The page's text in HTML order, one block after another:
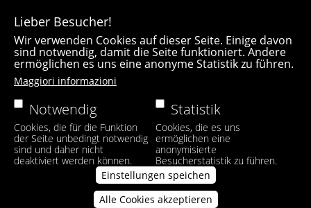
Lieber Besucher!
Wir verwenden Cookies auf dieser Seite. Einige davon
sind notwendig, damit die Seite funktioniert. Andere
ermöglichen es uns eine anonyme Statistik zu führen.
Maggiori informazioni
Notwendig
Cookies, die für die Funktion
der Seite unbedingt notwendig
sind und daher nicht
deaktiviert werden können.
Statistik
Cookies, die es uns
ermöglichen eine
anonymisierte
Besucherstatistik zu führen.
Einstellungen speichen
Alle Cookies akzeptieren